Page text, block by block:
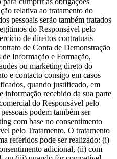
relativa ao tratamento do
pessoais serão também tratados
do Responsável pelo
de direitos contratuais
de Conta de Demonstração
Informação e Formação,
ou marketing direto do
e contacto consigo em casos
quando justificado, em
informação recebido da sua parte
do Responsável pelo
podem também ser
com base no consentimento
pelo Tratamento. O tratamento
referidos pode ser realizado: (i)
adicional, (ii) com